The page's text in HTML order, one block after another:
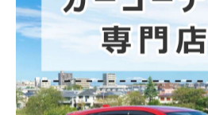
まず、専門業者に依頼する場合
上がりの品質に対する信頼性で
な経験と専門知識を持っている
貼り付ける技術や、気泡やしわ